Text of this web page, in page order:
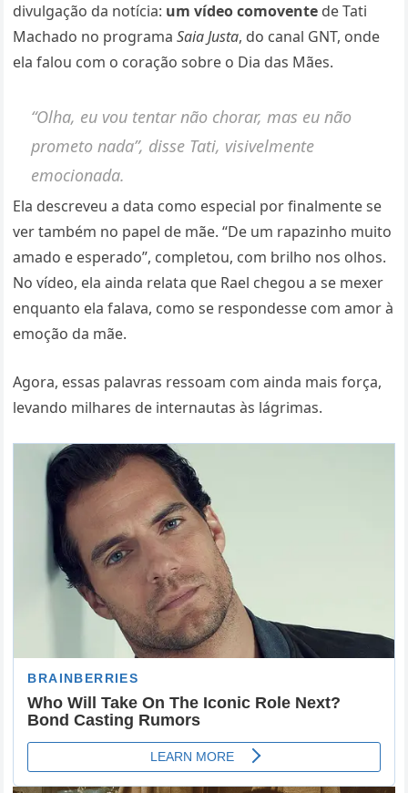
divulgação da notícia: um vídeo comovente de Tati
Machado no programaSaia Justa, do canal GNT, onde
ela falou com o coração sobre o Dia das Mães.
“Olha, eu vou tentar não chorar, mas eu não
prometo nada”, disse Tati, visivelmente
emocionada.
Ela descreveu a data como especial por finalmente se
ver também no papel de mãe. “De um rapazinho muito
amado e esperado”, completou, com brilho nos olhos.
No vídeo, ela ainda relata que Rael chegou a se mexer
enquanto ela falava, como se respondesse com amor à
emoção da mãe.
Agora, essas palavras ressoam com ainda mais força,
levando milhares de internautas às lágrimas.